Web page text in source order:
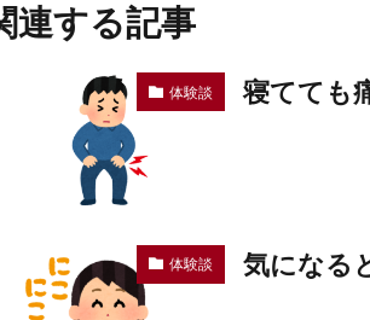
連する記事
体験談 寝てても
体験談 気になる